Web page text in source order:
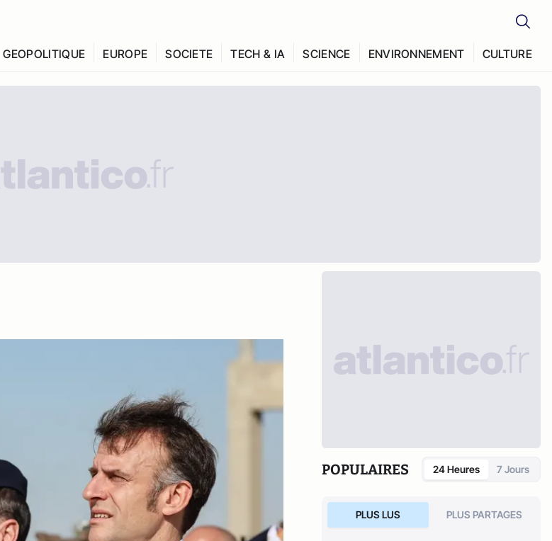
GEOPOLITIQUE EUROPE SOCIETE TECH & IA SCIENCE ENVIRONNEMENT CULTURE
POPULAIRES 24 Heures 7 Jours
PLUS LUS PLUS PARTAGES